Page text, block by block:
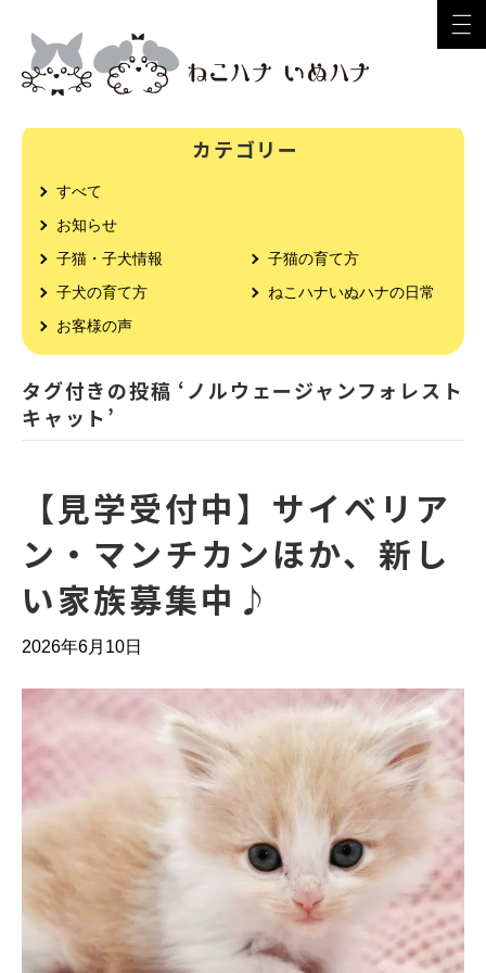
カテゴリー
すべて
お知らせ
子猫・子犬情報
子猫の育て方
子犬の育て方
ねこハナいぬハナの日常
お客様の声
タグ付きの投稿 ‘ノルウェージャンフォレスト
キャット’
【見学受付中】サイベリア
ン・マンチカンほか、新し
い家族募集中♪
2026年6月10日